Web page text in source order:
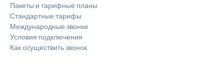
Пакеты и тарифные планы
Стандартные тарифы
Международные звонки
Условия подключения
Как осуществить звонок